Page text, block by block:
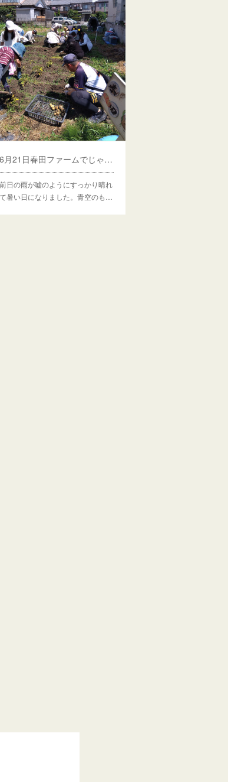
6月21日春田ファームでじゃがいも🥔掘りをしました
前日の雨が嘘のようにすっかり晴れ
て暑い日になりました。青空のも…